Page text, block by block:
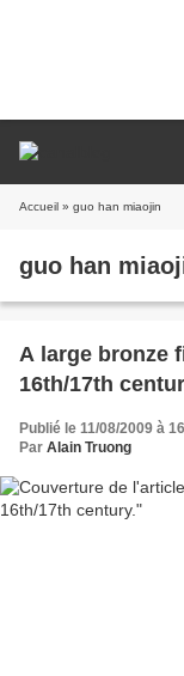
Accueil » guo han miaojin
guo han
A large bronze
16th/17th
Publié le 11/08/2009 à
Par Alain Truong